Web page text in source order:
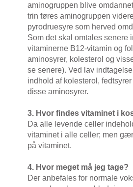
aminogruppen blive
trin føres aminogruppen
pyrodruesyre som herved
Som det skal omtales senere
vitaminerne B12-vitamin og
aminosyrer, kolesterol og
se senere). Ved lav
indhold af kolesterol,
disse aminosyrer.
3. Hvor findes vitaminet i
Da alle levende celler
vitaminet i alle celler; men
på vitaminet.
4. Hvor meget må jeg tage?
Der anbefales for normale